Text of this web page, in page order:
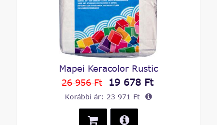
Mapei Keracolor Rustic
26 956 Ft
19 678 Ft
Korábbi ár: 23 971 Ft